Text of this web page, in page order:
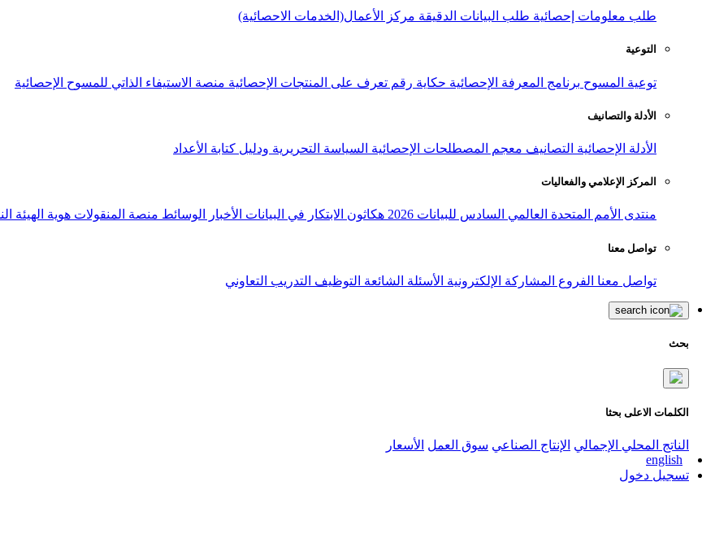
طلب معلومات إحصائية طلب البيانات الدقيقة مركز الأعمال(الخدمات الاحصائية)
التوعية
توعية المسوح برنامج المعرفة الإحصائية حكاية رقم تعرف على المنتجات الإحصائية منصة الاستيفاء الذاتي للمسوح الإحصائية
الأدلة والتصانيف
الأدلة الإحصائية التصانيف معجم المصطلحات الإحصائية السياسة التحريرية ودليل كتابة الأعداد
المركز الإعلامي والفعاليات
منتدى الأمم المتحدة العالمي السادس للبيانات 2026 هكاثون الابتكار في البيانات الأخبار الوسائط منصة المنقولات هوية الهيئة
تواصل معنا
تواصل معنا الفروع المشاركة الإلكترونية الأسئلة الشائعة التوظيف التدريب التعاوني
بحث
الكلمات الاعلى بحثا
الناتج المحلي الإجمالي الإنتاج الصناعي سوق العمل الأسعار
english
تسجيل دخول